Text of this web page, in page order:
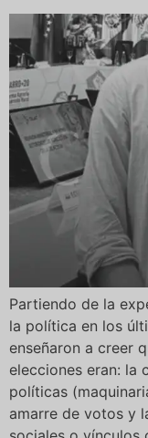
Partiendo de la
la política en los
enseñaron a creer
elecciones eran: la
políticas
amarre de votos y